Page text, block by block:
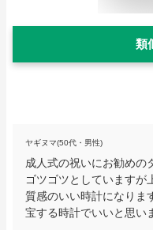
類
ヤギヌマ(50代・男性)
成人式の祝いにお勧めの
ゴツゴツとしていますが
質感のいい時計になりま
宝する時計でいいと思い